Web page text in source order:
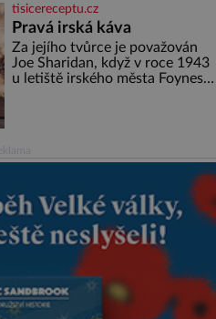
marně v paměti lovíte název
knížky, kterou jste nedávno
přečetli. Je to opravdu tak, s
věkem jako kdyby se paměť
rozhodla stávkovat. Cvičte
tisicereceptu.cz
Pravá irská káva
Za jejího tvůrce je považován
Joe Sharidan, když v roce 1943
u letiště irského města Foynes